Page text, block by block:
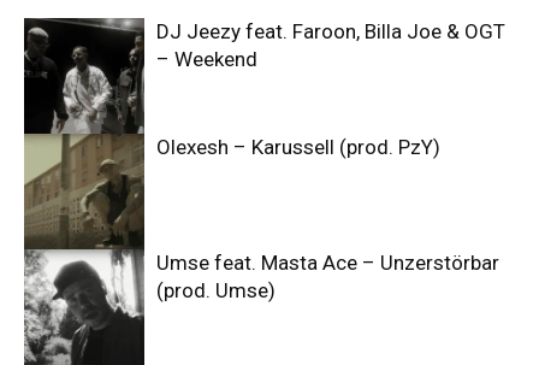
DJ Jeezy feat. Faroon, Billa Joe & OGT
– Weekend
Olexesh – Karussell (prod. PzY)
Umse feat. Masta Ace – Unzerstörbar
(prod. Umse)